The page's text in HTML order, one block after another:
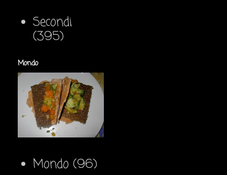
Secondi
(395)
Mondo
Mondo (96)